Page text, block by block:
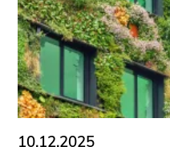
10.12.2025